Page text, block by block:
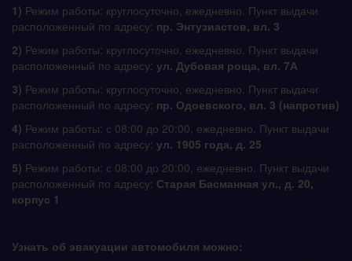
1) Режим работы: круглосуточно, ежедневно. Пункт выдачи
расположенный по адресу: пр. Энтузиастов, вл. 3
2) Режим работы: круглосуточно, ежедневно. Пункт выдачи
расположенный по адресу: ул. Дубовая роща, вл. 7А
3) Режим работы: круглосуточно, ежедневно. Пункт выдачи
расположенный по адресу: пр. Одоевского, вл. 3 (напротив)
4) Режим работы: с 08:00 до 20:00, ежедневно. Пункт выдачи
расположенный по адресу: ул. 1905 года, д. 25
5) Режим работы: с 08:00 до 20:00, ежедневно. Пункт выдачи
расположенный по адресу: Старая Басманная ул., д. 20,
корпус 1
Узнать об эвакуации автомобиля можно: